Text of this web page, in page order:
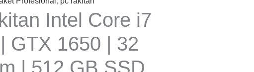
Intel Core i7
GTX 1650 | 32